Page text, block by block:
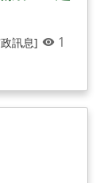
訊息] 1